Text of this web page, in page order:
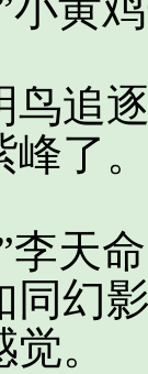
追逐
峰了
天命
同幻
。